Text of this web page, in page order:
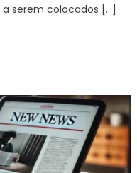
serem colocados […]